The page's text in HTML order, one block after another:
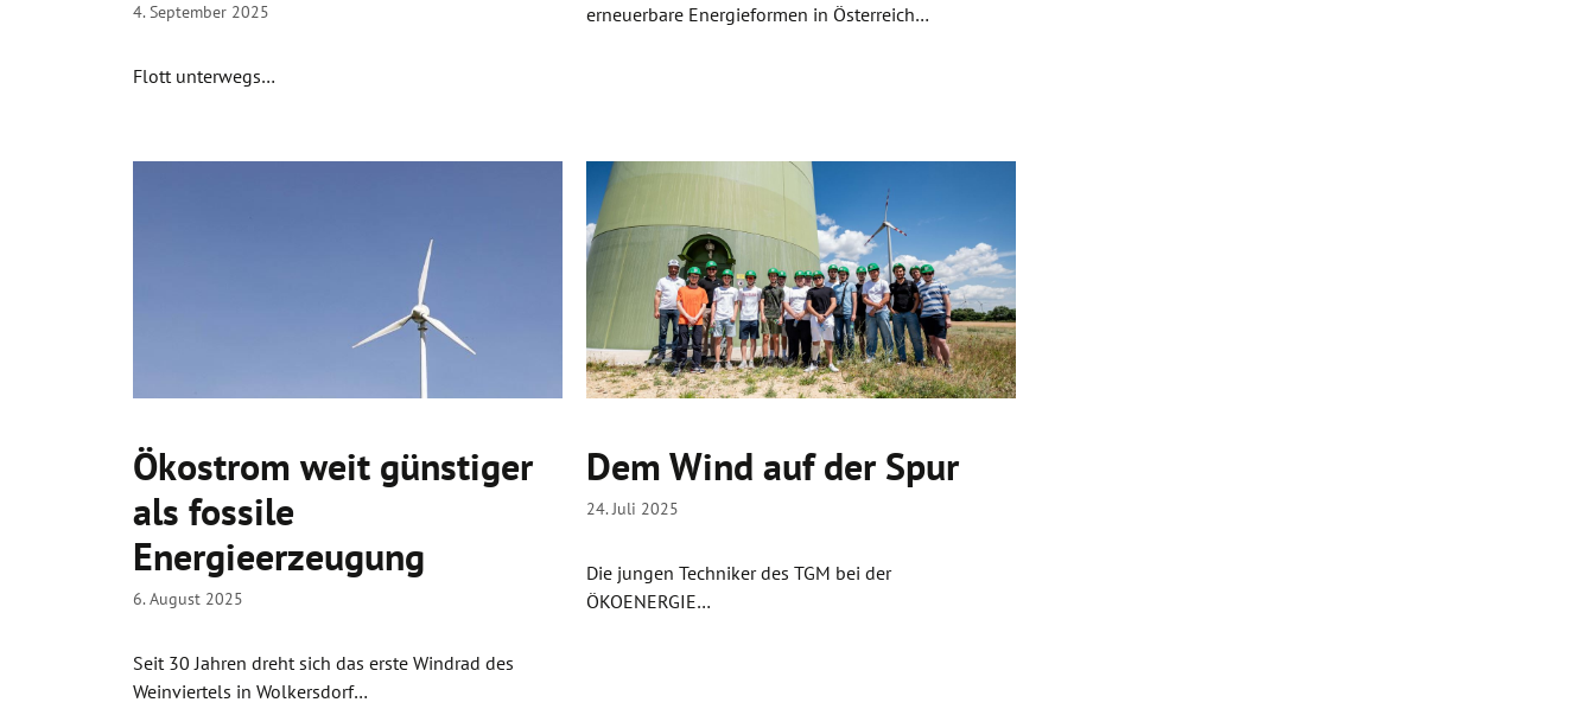
4. September 2025
Flott unterwegs…
erneuerbare Energieformen in Österreich…
Ökostrom weit günstiger
als fossile
Energieerzeugung
6. August 2025
Seit 30 Jahren dreht sich das erste Windrad des
Weinviertels in Wolkersdorf…
Dem Wind auf der Spur
24. Juli 2025
Die jungen Techniker des TGM bei der
ÖKOENERGIE…